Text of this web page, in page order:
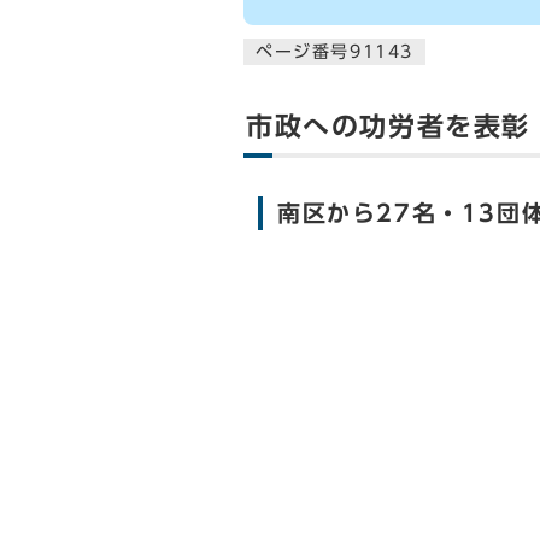
ページ番号91143
市政への功労者を表彰
南区から27名・13団